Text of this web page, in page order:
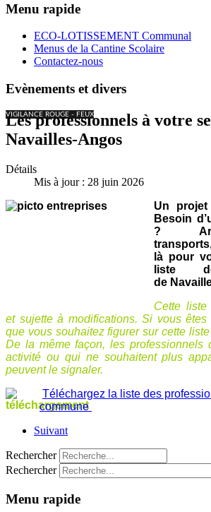
Menu rapide
ECO-LOTISSEMENT Communal
Menus de la Cantine Scolaire
Contactez-nous
Evènements et divers
VIGILANCE ROUGE - FEUX
Les professionnels à votre
Navailles-Angos
Détails
Mis à jour : 28 juin 2026
Un
Besoin
?
là pour
liste
de
Cette liste
et sujette à modifications. Si vous
que vous souhaitez figurer sur cette
De la même façon, les professionnels
activité ou qui ne souhaitent plus
peuvent le signaler.
Téléchargez la liste des
commune
Suivant
Rechercher
Rechercher
Menu rapide